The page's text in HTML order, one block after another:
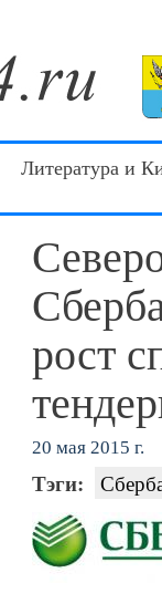
Литература и
рост
20 мая 2015 г.
Тэги: